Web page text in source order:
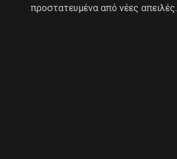
προστατευμένα από νέες απειλές.